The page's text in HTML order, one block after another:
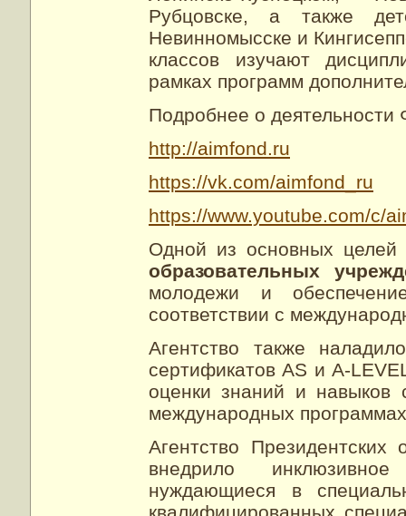
Рубцовске, а также
Невинномысске и
классов изучают
рамках программ
Подробнее о деятельности
http://aimfond.ru
https://vk.com/aimfond_ru
https://www.youtube.com/c/
Одной из основных
образовательных
молодежи и
соответствии с
Агентство также
сертификатов AS и A-
оценки знаний и навыков
международных
Агентство Президентских
внедрило
нуждающиеся в